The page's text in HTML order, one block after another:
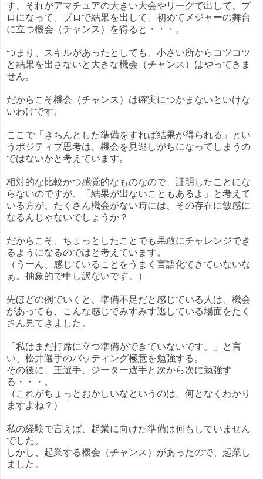
す、それがアマチュアの大きい大会やリーグで出して、プ
ロになって、プロで結果を出して、初めてメジャーの舞台
に立つ機会（チャンス）を得ると・・・。
つまり、スキルがあったとしても、小さい所からコツコツ
と結果を出さないと大きな機会（チャンス）はやってきま
せん。
だからこそ機会（チャンス）は確実につかまないといけな
いわけです。
ここで「きちんとした準備をすれば結果が得られる」とい
うポジティブ思考は、機会を見逃しがちになってしまうの
ではないかと考えています。
相対的な比較かつ感覚的なものなので、証明したことにな
らないのですが、「結果が出ないこともあるよ」と考えて
いる方が、たくさん機会がない時には、その存在に敏感に
なるんじゃないでしょうか？
だからこそ、ちょっとしたことでも果敢にチャレンジでき
るようになるのではと考えています。
（うーん、感じていることをうまく言語化できていないな
ぁ。抽象的で申し訳ないです。）
先ほどの例でいくと、準備不足だと感じている人は、機会
があっても、こんな感じでみすみす逃している場面をたく
さん見てきました。
「私はまだ打席に立つ準備ができていないです。」と言
い、松井選手のバッティング極意を勉強する。
その後に、王選手、ジーター選手と次から次に勉強す
る・・・。
（これがちょっとおかしいなというのは、何となくわかり
ますよね？）
私の経験で言えば、起業に向けた準備は何もしていません
でした。
しかし、起業する機会（チャンス）があったので、起業し
ました。